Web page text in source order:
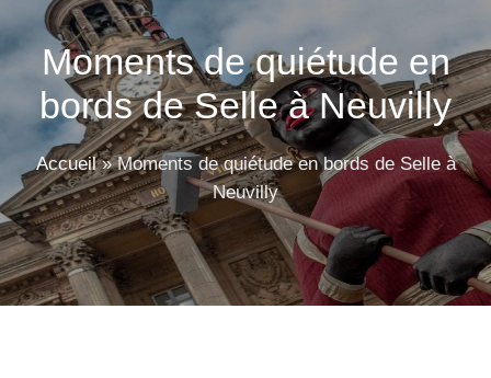
Moments de quiétude en
bords de Selle à Neuvilly
Accueil»Moments de quiétude en bords de Selle à
Neuvilly